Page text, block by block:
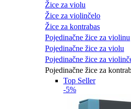
Žice za violu
Žice za violinčelo
Žice za kontrabas
Pojedinačne žice za violinu
Pojedinačne žice za violu
Pojedinačne žice za
Pojedinačne žice za
Top Seller
-5%